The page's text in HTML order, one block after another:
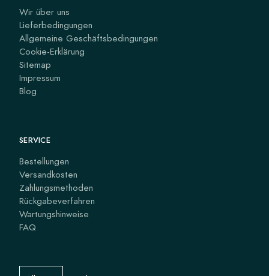
Wir über uns
Lieferbedingungen
Allgemeine Geschäftsbedingungen
Cookie-Erklärung
Sitemap
Impressum
Blog
SERVICE
Bestellungen
Versandkosten
Zahlungsmethoden
Rückgabeverfahren
Wartungshinweise
FAQ